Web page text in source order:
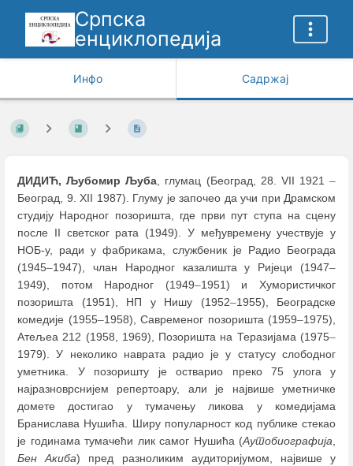
Српска
енциклопедија
Инфо Садржај
ДИДИЋ, Љубомир Љуба, глумац (Београд, 28. VII 1921 –
Београд, 9. XII 1987). Глуму је започео да учи при Драмском
студију Народног позоришта, где први пут ступа на сцену
после II светског рата (1949). У међувремену учествује у
НОБ-у, ради у фабрикама, службеник је Радио Београда
(1945–1947), члан Народног казалишта у Ријеци (1947–
1949), потом Народног (1949–1951) и Хумористичког
позоришта (1951), НП у Нишу (1952–1955), Београдске
комедије (1955–1958), Савременог позоришта (1959–1975),
Атељеа 212 (1958, 1969), Позоришта на Теразијама (1975–
1979). У неколико наврата радио је у статусу слободног
уметника. У позоришту је остварио преко 75 улога у
најразноврснијем репертоару, али је највише уметничке
домете достигао у тумачењу ликова у комедијама
Бранислава Нушића. Ширу популарност код публике стекао
је годинама тумачећи лик самог Нушића (Аутобиографија,
Бен Акиба) пред разноликим аудиторијумом, највише у